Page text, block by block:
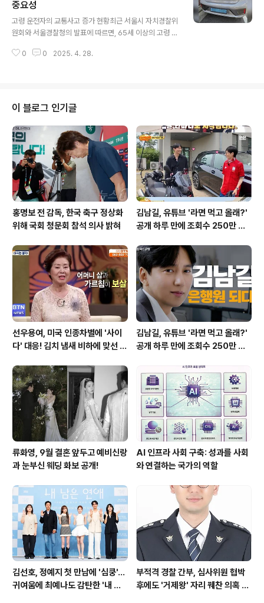
어 체중 증가의 원인이 될 수 있습니다. 데이비드 캐번 박사
는 “어떤 과일이든 스무디로 만들면 약간의 섬유질이 들어
있더라도 매우 단 음료가 된다”고 경고했습니다. 당분과 비
만의 관계스무디의 당분 함량은 콜라와 비슷한 수준으로,
이는 혈당 수치에 큰 영향을 미칩니다. 당분이 천연 성분인
중요성
고령 운전자의 교통사고 증가 현황최근 서울시 자치경찰위
원회와 서울경찰청의 발표에 따르면, 65세 이상의 고령 운
해 고령 운전자의 교통사고는 7236건으로, 전년 대비 5.
하다는 것을 보여줍니다. 이와 같은 문제를 해결하기 위해
서울시는 ‘어르신 운전중’ 표지를 배부하게 되었습니다. 이
는 고령 운전자가 운전 중임을 다른 운전자가 인지할 수 있
도록 하는 중요한 조치입니다. ‘어르신 운전중’ 표지의 필요
성지난해 서울시에서 고령 운전자의 운전 면허 반납 실적
은 불과 5.16%에 불..
0 0 2025. 4. 28.
이 블로그 인기글
홍명보 전 감독, 한국 축구 정상화
위해 국회 청문회 참석 의사 밝혀
김남길, 유튜브 '라면 먹고 올래?'
공개 하루 만에 조회수 250만 돌
선우용여, 미국 인종차별에 '사이
다' 대응! 김치 냄새 비하에 맞선 통
김남길, 유튜브 '라면 먹고 올래?'
공개 하루 만에 조회수 250만 돌
류화영, 9월 결혼 앞두고 예비신랑
과 눈부신 웨딩 화보 공개!
AI 인프라 사회 구축: 성과를 사회
와 연결하는 국가의 역할
김선호, 정예지 첫 만남에 '심쿵'…
귀여움에 최예나도 감탄한 '내 남
부적격 경찰 간부, 심사위원 협박
후에도 '거제왕' 자리 꿰찬 의혹 진